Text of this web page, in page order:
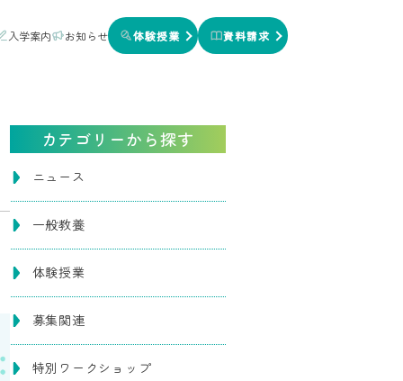
入学案内 お知らせ 体験授業 資料請求
カテゴリーから探す
ニュース
一般教養
体験授業
募集関連
特別ワークショップ